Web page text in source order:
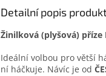
Detailní popis
Žinilková (plyšová) příze
Ideální volbou pro větší
ní háčkuje. Návíc je od